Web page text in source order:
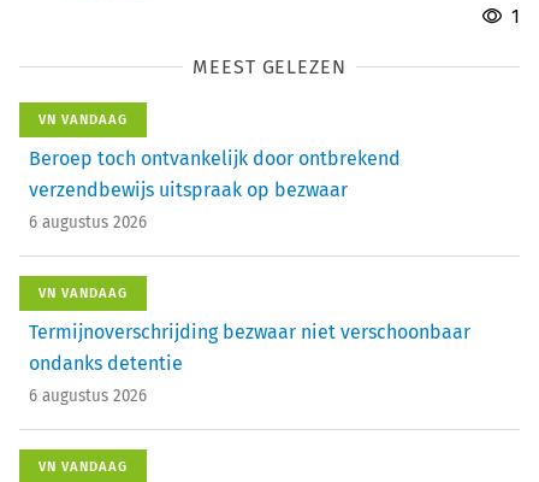
1
MEEST GELEZEN
VN VANDAAG
Beroep toch ontvankelijk door ontbrekend
verzendbewijs uitspraak op bezwaar
6 augustus 2026
VN VANDAAG
Termijnoverschrijding bezwaar niet verschoonbaar
ondanks detentie
6 augustus 2026
VN VANDAAG